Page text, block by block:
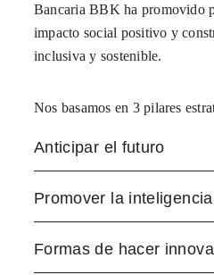
Bancaria BBK ha promovido
impacto social positivo y
inclusiva y sostenible.
Nos basamos en 3 pilares
Anticipar el futuro
Promover la
Formas de hacer